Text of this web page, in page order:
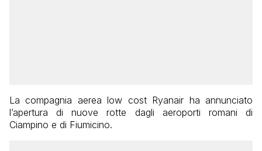
La compagnia aerea low cost Ryanair ha annunciato
l’apertura di nuove rotte dagli aeroporti romani di
Ciampino e di Fiumicino.